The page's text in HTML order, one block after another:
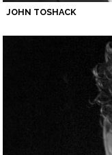
JOHN TOSHACK